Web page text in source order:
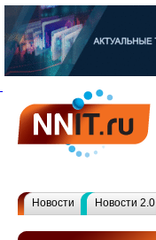
Новости Новости 2.0